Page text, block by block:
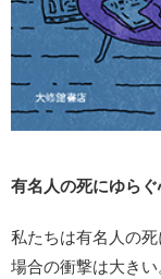
有名人の死にゆら
私たちは有名人の
場合の衝撃は大き